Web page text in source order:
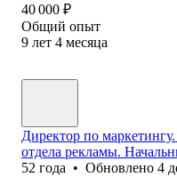
40 000 ₽
Общий опыт
9 лет 4 месяца
Директор по
отдела рекламы.
52 года • Обновлено 4